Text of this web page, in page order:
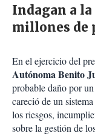
Indagan a la
millones de
En el ejercicio del
Autónoma Benito
probable daño por
careció de un
los riesgos,
sobre la gestión de